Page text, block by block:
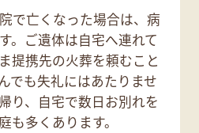
で亡くなった場合は、病
。ご遺体は自宅へ連れて
提携先の火葬を頼むこと
でも失礼にはあたりませ
り、自宅で数日お別れを
も多くあります。